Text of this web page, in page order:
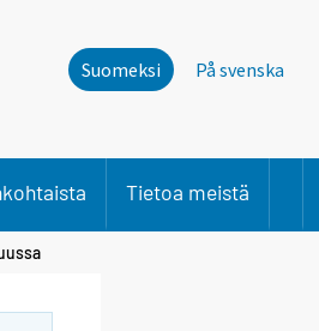
Suomeksi På svenska
Tietoa meistä